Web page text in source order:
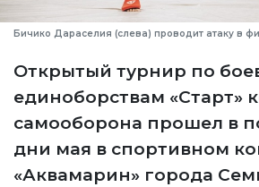
Бичико Дараселия (слева) проводит атаку в
Открытый турнир по
единоборствам «Старт»
самооборона прошел в
дни мая в спортивном
«Аквамарин» города